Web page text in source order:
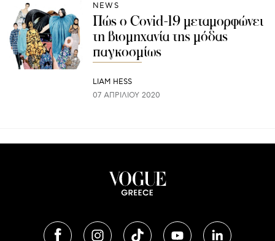
NEWS
Πώς ο Covid-19 μεταμορφώνει
τη βιομηχανία της μόδας
παγκοσμίως
LIAM HESS
07 ΑΠΡΙΛΊΟΥ 2020